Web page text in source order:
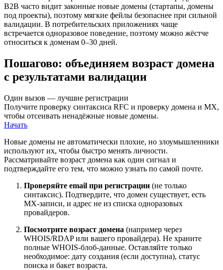
B2B часто видит законные новые домены (стартапы, домены
под проекты), поэтому мягкие фейлы безопаснее при сильной
валидации. В потребительских приложениях чаще
встречается одноразовое поведение, поэтому можно жёстче
относиться к доменам 0–30 дней.
Пошагово: объединяем возраст домена
с результатами валидации
Один вызов — лучшие регистрации
Получите проверку синтаксиса RFC и проверку домена и MX,
чтобы отсеивать ненадёжные новые домены.
Начать
Новые домены не автоматически плохие, но злоумышленники
используют их, чтобы быстро менять личности.
Рассматривайте возраст домена как один сигнал и
подтверждайте его тем, что можно узнать по самой почте.
Проверяйте email при регистрации (не только
синтаксис). Подтвердите, что домен существует, есть
MX‑записи, и адрес не из списка одноразовых
провайдеров.
Посмотрите возраст домена (например через
WHOIS/RDAP или вашего провайдера). Не храните
полные WHOIS‑блоб‑данные. Оставляйте только
необходимое: дату создания (если доступна), статус
поиска и бакет возраста.